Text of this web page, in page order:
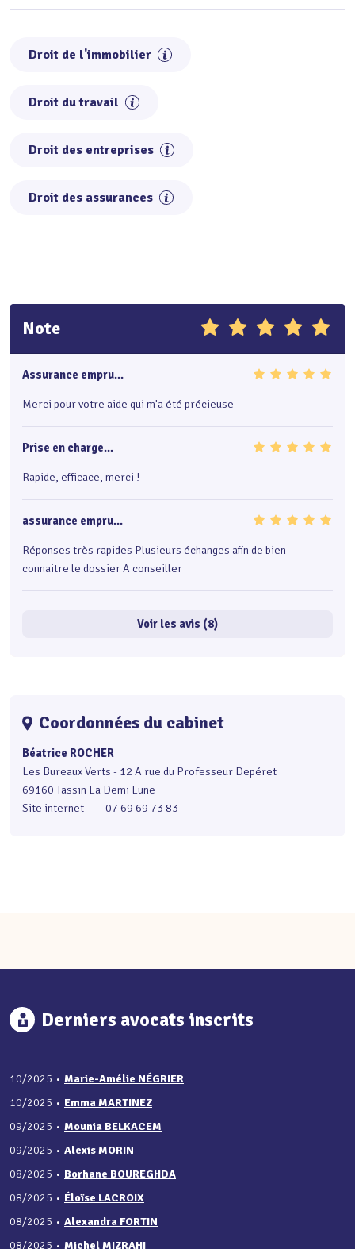
Droit de l'immobilier
Droit du travail
Droit des entreprises
Droit des assurances
Note
Assurance empru...
Merci pour votre aide qui m'a été précieuse
Prise en charge...
Rapide, efficace, merci !
assurance empru...
Réponses très rapides Plusieurs échanges afin de bien
connaitre le dossier A conseiller
Voir les avis (8)
Coordonnées du cabinet
Béatrice ROCHER
Les Bureaux Verts - 12 A rue du Professeur Depéret
69160 Tassin La Demi Lune
Site internet
- 07 69 69 73 83
Derniers avocats inscrits
10/2025 • Marie-Amélie NÉGRIER
10/2025 • Emma MARTINEZ
09/2025 • Mounia BELKACEM
09/2025 • Alexis MORIN
08/2025 • Borhane BOUREGHDA
08/2025 • Éloïse LACROIX
08/2025 • Alexandra FORTIN
08/2025 • Michel MIZRAHI